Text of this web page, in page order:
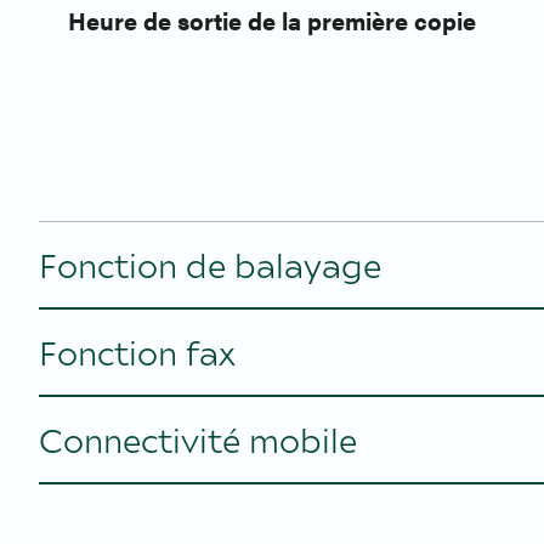
Heure de sortie de la première copie
Fonction de balayage
Type de chargeur de documents
Capacité du chargeur de documents
Fonction fax
Vitesse de transmission
Connectivité mobile